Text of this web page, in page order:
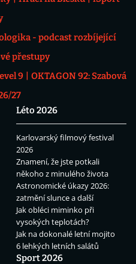
- podcast rozbíjející
přestupy
9
OKTAGON 92: Szabová
27
Léto 2026
Karlovarský filmový festival
2026
Znamení, že jste potkali
někoho z minulého života
Astronomické úkazy 2026:
zatmění slunce a další
Jak obléci miminko při
vysokých teplotách?
Jak na dokonalé letní mojito
6 lehkých letních salátů
Sport 2026